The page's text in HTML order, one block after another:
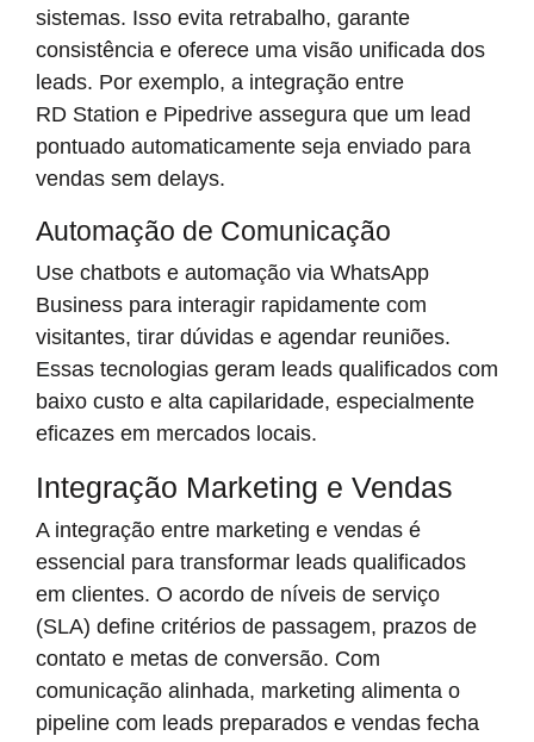
sistemas. Isso evita retrabalho, garante
consistência e oferece uma visão unificada dos
leads. Por exemplo, a integração entre
RD Station e Pipedrive assegura que um lead
pontuado automaticamente seja enviado para
vendas sem delays.
Automação de Comunicação
Use chatbots e automação via WhatsApp
Business para interagir rapidamente com
visitantes, tirar dúvidas e agendar reuniões.
Essas tecnologias geram leads qualificados com
baixo custo e alta capilaridade, especialmente
eficazes em mercados locais.
Integração Marketing e Vendas
A integração entre marketing e vendas é
essencial para transformar leads qualificados
em clientes. O acordo de níveis de serviço
(SLA) define critérios de passagem, prazos de
contato e metas de conversão. Com
comunicação alinhada, marketing alimenta o
pipeline com leads preparados e vendas fecha